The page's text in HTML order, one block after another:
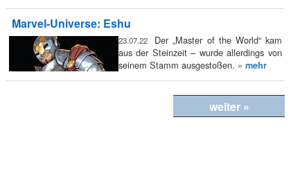
Marvel-Universe: Eshu
23.07.22
Der „Master of the World“ kam
aus der Steinzeit – wurde allerdings von
seinem Stamm ausgestoßen. » mehr
weiter »